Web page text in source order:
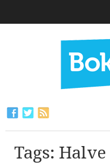
Tags: Halve